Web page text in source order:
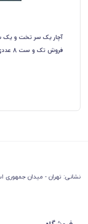
فروش تک و ست 8 عددی AAC-002
نشانی: تهران - میدان